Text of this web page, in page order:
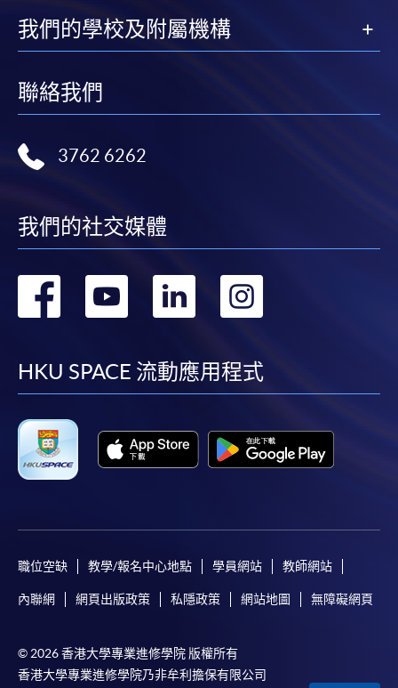
我們的學校及附屬機構
聯絡我們
3762 6262
我們的社交媒體
轉
facebook
轉
youtube
轉
linkedin
轉
HKU SPACE 流動應用程式
職位空缺 教學/報名中心地點 學員網站 教師網站
內聯網 網頁出版政策 私隱政策 網站地圖 無障礙網頁
© 2026 香港大學專業進修學院 版權所有
香港大學專業進修學院乃非牟利擔保有限公司